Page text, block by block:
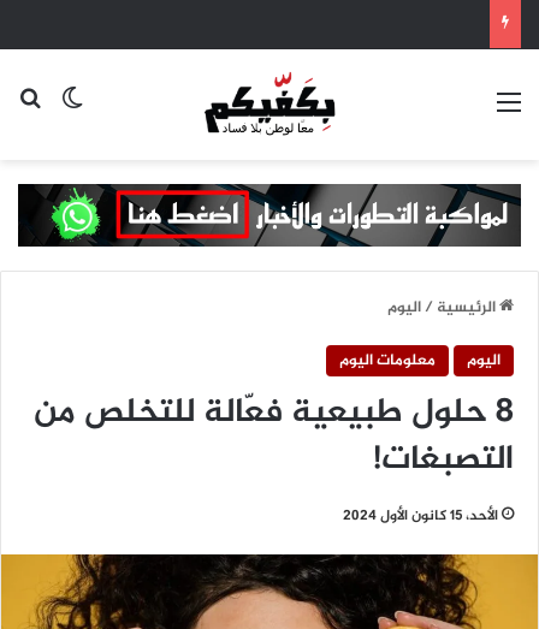
القائمة
الرئيسية/اليوم
اليوم
معلومات اليوم
8 حلول طبيعية فعّالة للتخلص من
التصبغات!
الأحد، 15 كانون الأول 2024